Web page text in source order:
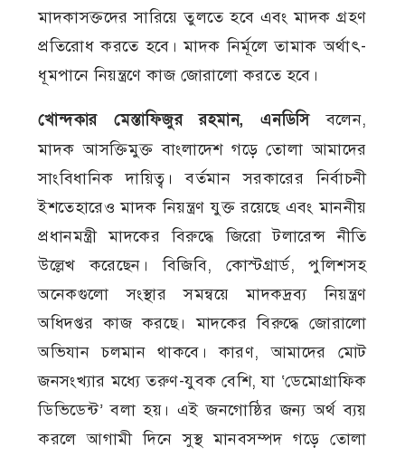
মাদকাসক্তদের সারিয়ে তুলতে হবে এবং মাদক গ্রহণ
প্রতিরোধ করতে হবে। মাদক নির্মূলে তামাক অর্থাৎ-
ধূমপানে নিয়ন্ত্রণে কাজ জোরালো করতে হবে।
খোন্দকার মেস্তাফিজুর রহমান, এনডিসিবলেন,
মাদক আসক্তিমুক্ত বাংলাদেশ গড়ে তোলা আমাদের
সাংবিধানিক দায়িত্ব। বর্তমান সরকারের নির্বাচনী
ইশতেহারেও মাদক নিয়ন্ত্রণ যুক্ত রয়েছে এবং মাননীয়
প্রধানমন্ত্রী মাদকের বিরুদ্ধে জিরো টলারেন্স নীতি
উল্লেখ করেছেন। বিজিবি, কোস্টগ্রার্ড, পুলিশসহ
অনেকগুলো সংস্থার সমন্বয়ে মাদকদ্রব্য নিয়ন্ত্রণ
অধিদপ্তর কাজ করছে। মাদকের বিরুদ্ধে জোরালো
অভিযান চলমান থাকবে। কারণ, আমাদের মোট
জনসংখ্যার মধ্যে তরুণ-যুবক বেশি, যা ‘ডেমোগ্রাফিক
ডিভিডেন্ট’ বলা হয়। এই জনগোষ্ঠির জন্য অর্থ ব্যয়
করলে আগামী দিনে সুস্থ মানবসম্পদ গড়ে তোলা